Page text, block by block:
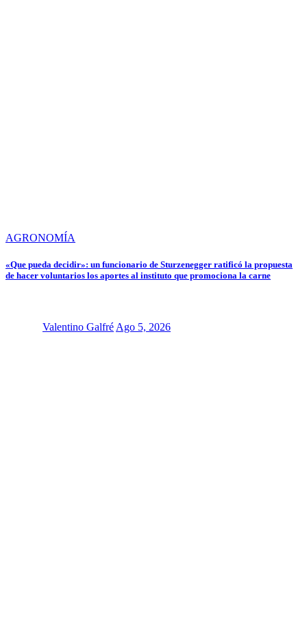
AGRONOMÍA
«Que pueda decidir»: un funcionario de Sturzenegger ratificó la propuesta
de hacer voluntarios los aportes al instituto que promociona la carne
Valentino GalfréAgo 5, 2026